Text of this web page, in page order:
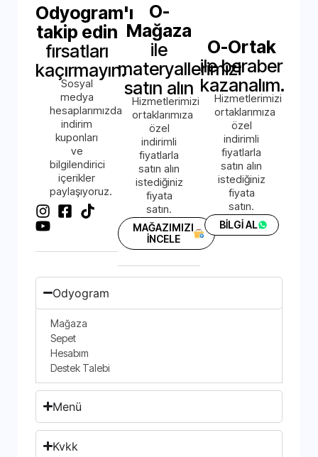
Odyogram'ı
takip edin
fırsatları
kaçırmayın.
Sosyal
medya
hesaplarımızda
indirim
kuponları
ve
bilgilendirici
içerikler
paylaşıyoruz.
O-
Mağaza
ile
materyallerimizi
satın alın
Hizmetlerimizi
ortaklarımıza
özel
indirimli
fiyatlarla
satın alın
istediğiniz
fiyata
satın.
MAĞAZIMIZI
İNCELE
O-Ortak
ile beraber
kazanalım.
Hizmetlerimizi
ortaklarımıza
özel
indirimli
fiyatlarla
satın alın
istediğiniz
fiyata
satın.
BİLGİ AL
Odyogram
Mağaza
Sepet
Hesabım
Destek Talebi
Menü
Kvkk